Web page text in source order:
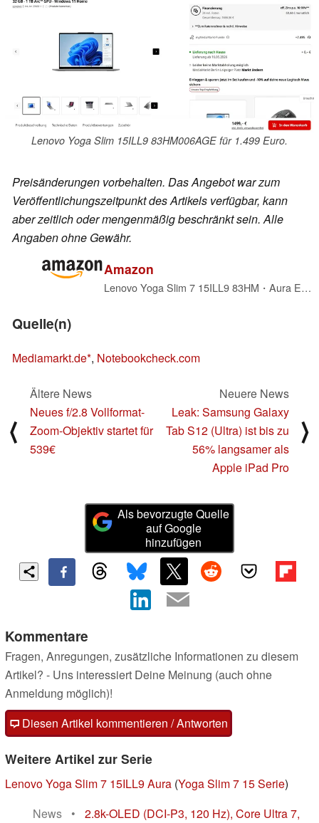
Lenovo Yoga Slim 15ILL9 83HM006AGE für 1.499 Euro.
Preisänderungen vorbehalten. Das Angebot war zum
Veröffentlichungszeitpunkt des Artikels verfügbar, kann
aber zeitlich oder mengenmäßig beschränkt sein. Alle
Angaben ohne Gewähr.
Amazon
Lenovo Yoga Slim 7 15ILL9 83HM・Aura Edition・Intel Core Ultra 7 256V・Evo・Win 11 Home・Intel Arc Graphics 140V・16 GB RAM・1 TB SSD NVMe・38.9 cm (15.3") (83HM0069GE)
Quelle(n)
Mediamarkt.de , Notebookcheck.com
⟨
Ältere News
Neues f/2.8 Vollformat-
Zoom-Objektiv startet für
539€
Neuere News
Leak: Samsung Galaxy
Tab S12 (Ultra) ist bis zu
56% langsamer als
Apple iPad Pro
⟩
Als bevorzugte Quelle
auf Google
hinzufügen
Kommentare
Fragen, Anregungen, zusätzliche Informationen zu diesem
Artikel? - Uns interessiert Deine Meinung (auch ohne
Anmeldung möglich)!
Diesen Artikel kommentieren / Antworten
Weitere Artikel zur Serie
Lenovo Yoga Slim 7 15ILL9 Aura (Yoga Slim 7 15 Serie)
News
•
2.8k-OLED (DCI-P3, 120 Hz), Core Ultra 7,